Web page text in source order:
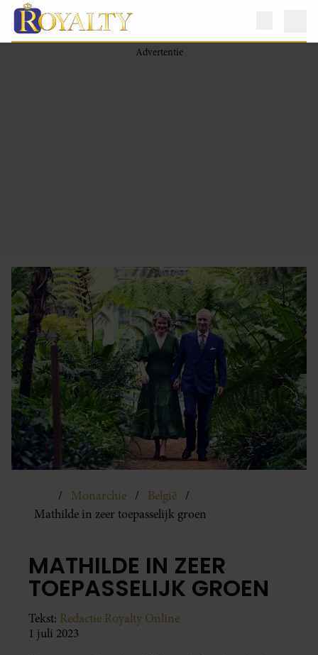
Monarchie
België
Mathilde in zeer toepasselijk groen
MATHILDE IN ZEER
TOEPASSELIJK GROEN
Tekst: Redactie Royalty Online
1 juli 2023